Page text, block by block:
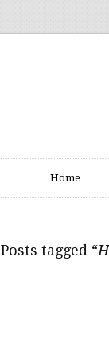
Home
Posts tagged “